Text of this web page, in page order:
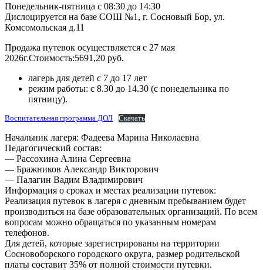
Понедельник-пятница с 08:30 до 14:30
Дислоцируется на базе СОШ №1, г. Сосновый Бор, ул.
Комсомольская д.11
Продажа путевок осуществляется с 27 мая
2026г.Стоимость:5691,20 руб.
лагерь для детей с 7 до 17 лет
режим работы: с 8.30 до 14.30 (с понедельника по
пятницу).
Воспитательная программа ДОЛ Скачать
Начальник лагеря: Фадеева Марина Николаевна
Педагогический состав:
— Рассохина Алина Сергеевна
— Бражников Александр Викторович
— Палагин Вадим Владимирович
Информация о сроках и местах реализации путевок:
Реализация путевок в лагеря с дневным пребыванием будет
производиться на базе образовательных организаций. По всем
вопросам можно обращаться по указанным номерам
телефонов.
Для детей, которые зарегистрированы на территории
Сосновоборского городского округа, размер родительской
платы составит 35% от полной стоимости путевки.